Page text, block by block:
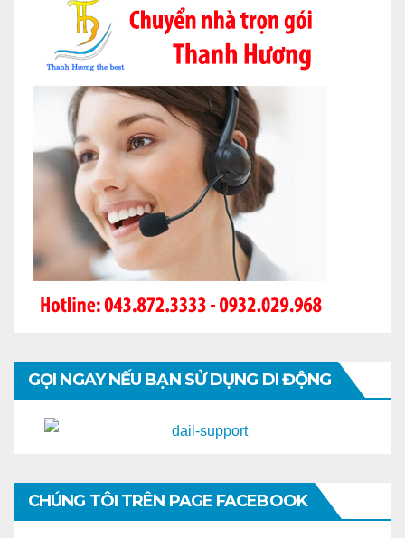
GỌI NGAY NẾU BẠN SỬ DỤNG DI ĐỘNG
CHÚNG TÔI TRÊN PAGE FACEBOOK